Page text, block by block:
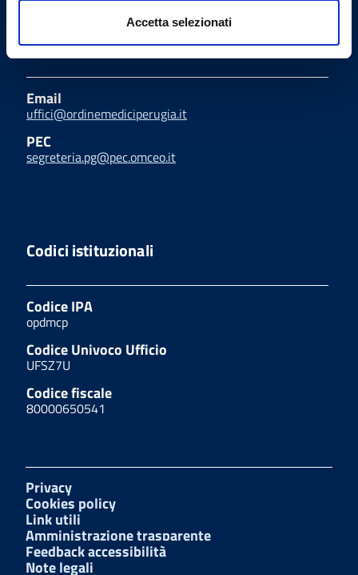
Accetta selezionati
Indirizzi email
Email
uffici@ordinemediciperugia.it
PEC
segreteria.pg@pec.omceo.it
Codici istituzionali
Codice IPA
opdmcp
Codice Univoco Ufficio
UFSZ7U
Codice fiscale
80000650541
Privacy
Cookies policy
Link utili
Amministrazione trasparente
Feedback accessibilità
Note legali